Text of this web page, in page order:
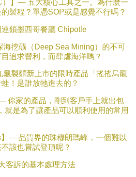
）】— 五大核心工具之一。為什麼一
製程？單憑SOP或是感覺不行嗎？
連鎖墨西哥餐廳 Chipotle
海挖礦（ Deep Sea Mining）的不可
追求營利，而肆虐海洋嗎？
龜製麵新上市的限時產品「搖搖烏龍
！是誰放牠進去的？
你家的產品，剛到客戶手上就出包
就是為了讓產品可以順利使用的常用
】— 品質界的珠穆朗瑪峰，一個難以
該也嘗試登頂呢？
客訴的基本處理方法